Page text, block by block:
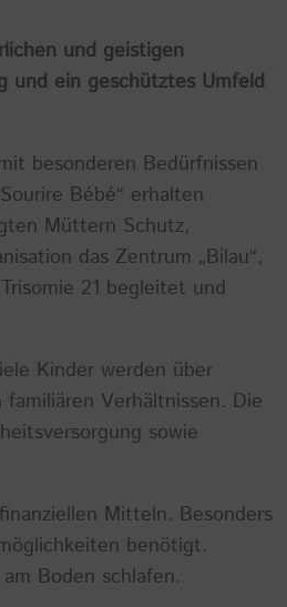
und geistigen
und ein geschütztes Umfeld
besonderen Bedürfnissen
Bébé“ erhalten
Müttern Schutz,
das Zentrum „Bilau“,
21 begleitet und
Kinder werden über
Verhältnissen. Die
sowie
Mitteln. Besonders
benötigt.
Boden schlafen.